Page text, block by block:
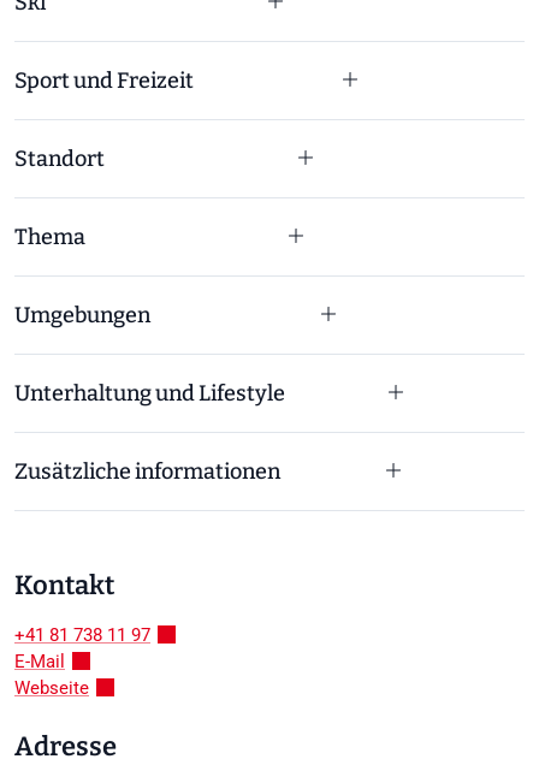
Sport und Freizeit
Standort
Thema
Umgebungen
Unterhaltung und Lifestyle
Zusätzliche informationen
Kontakt
+41 81 738 11 97
E-Mail
Webseite
Adresse